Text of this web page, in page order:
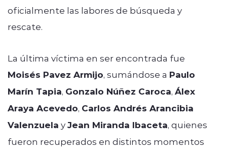
oficialmente las labores de búsqueda y
rescate.
La última víctima en ser encontrada fue
Moisés Pavez Armijo, sumándose a Paulo
Marín Tapia, Gonzalo Núñez Caroca, Álex
Araya Acevedo, Carlos Andrés Arancibia
Valenzuela yJean Miranda Ibaceta, quienes
fueron recuperados en distintos momentos